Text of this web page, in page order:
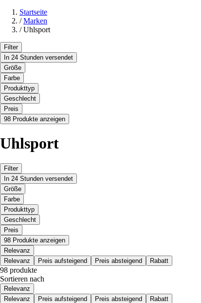
Startseite
/ Marken
/ Uhlsport
Filter
In 24 Stunden versendet
Größe
Farbe
Produkttyp
Geschlecht
Preis
98 Produkte anzeigen
Uhlsport
Filter
In 24 Stunden versendet
Größe
Farbe
Produkttyp
Geschlecht
Preis
98 Produkte anzeigen
Relevanz
Relevanz
Preis aufsteigend Preis absteigend Rabatt
98 produkte
Sortieren nach
Relevanz
Relevanz
Preis aufsteigend Preis absteigend Rabatt